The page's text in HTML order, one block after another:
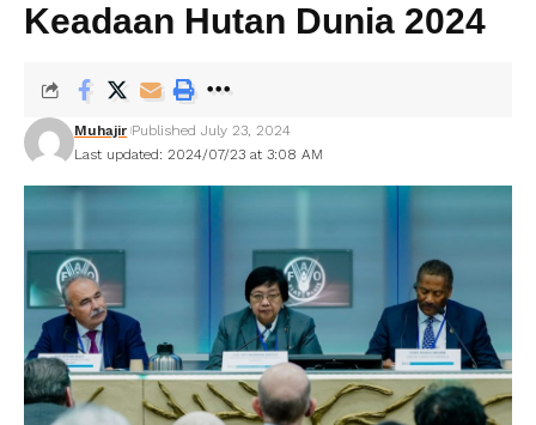
Keadaan Hutan Dunia 2024
Last updated: 2024/07/23 at 3:08 AM
Muhajir Published July 23, 2024